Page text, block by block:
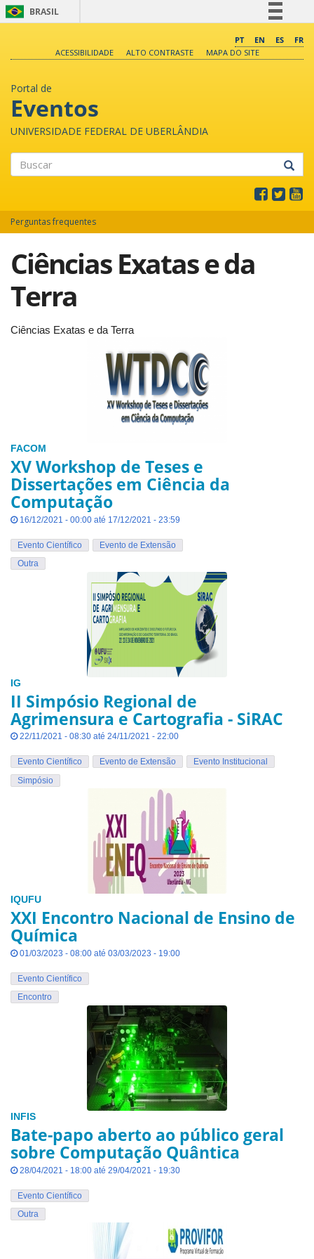
BRASIL
Comunica BR
PT EN ES
FR
ACESSIBILIDADE
ALTO CONTRASTE MAPA DO SITE
Portal de
Eventos
UNIVERSIDADE FEDERAL DE UBERLÂNDIA
Perguntas frequentes
Ciências Exatas e da
Terra
Ciências Exatas e da Terra
FACOM
XV Workshop de Teses e
Dissertações em Ciência da
Computação
16/12/2021 - 00:00 até 17/12/2021 - 23:59
Evento Científico
Evento de Extensão
Outra
IG
II Simpósio Regional de
Agrimensura e Cartografia - SiRAC
22/11/2021 - 08:30 até 24/11/2021 - 22:00
Evento Científico Evento de Extensão
Evento Institucional
Simpósio
IQUFU
XXI Encontro Nacional de Ensino de
Química
01/03/2023 - 08:00 até 03/03/2023 - 19:00
Evento Científico
Encontro
INFIS
Bate-papo aberto ao público geral
sobre Computação Quântica
28/04/2021 - 18:00 até 29/04/2021 - 19:30
Evento Científico
Outra